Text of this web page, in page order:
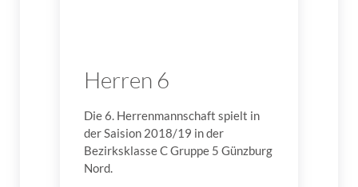
Herren 6
Die 6. Herrenmannschaft spielt in
der Saision 2018/19 in der
Bezirksklasse C Gruppe 5 Günzburg
Nord.